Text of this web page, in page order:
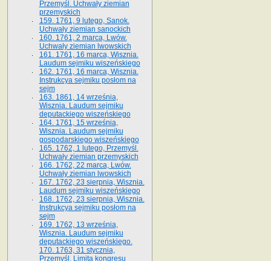
Przemyśl. Uchwały ziemian
przemyskich
159. 1761, 9 lutego, Sanok.
Uchwały ziemian sanockich
160. 1761, 2 marca, Lwów.
Uchwały ziemian lwowskich
161. 1761, 16 marca, Wisznia.
Laudum sejmiku wiszeńskiego
162. 1761, 16 marca, Wisznia.
Instrukcya sejmiku posłom na
sejm
163. 1861, 14 września,
Wisznia. Laudum sejmiku
deputackiego wiszeńskiego
164. 1761, 15 września,
Wisznia. Laudum sejmiku
gospodarskiego wiszeńskiego
165. 1762, 1 lutego, Przemyśl.
Uchwały ziemian przemyskich
166. 1762, 22 marca, Lwów.
Uchwały ziemian lwowskich
167. 1762, 23 sierpnia, Wisznia.
Laudum sejmiku wiszeńskiego
168. 1762, 23 sierpnia, Wisznia.
Instrukcya sejmiku posłom na
sejm
169. 1762, 13 września,
Wisznia. Laudum sejmiku
deputackiego wiszeńskiego.
170. 1763, 31 stycznia,
Przemyśl. Limita kongresu